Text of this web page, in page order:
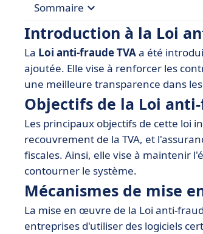
Sommaire
• Introduction à la Loi anti-fraude
• Objectifs de la Loi anti-fraude TVA
• Mécanismes de mise en œuvre
• Conséquences pour les
• Logiciels recommandés pour
• Sanctions et contrôles associés
• Conclusion
Introduction à la Loi
La Loi anti-fraude TVAa été
ajoutée. Elle vise à renforcer les
une meilleure transparence dans
Objectifs de la Loi
Les principaux objectifs de cette loi
recouvrement de la TVA, et
fiscales. Ainsi, elle vise à maintenir
contourner le système.
Mécanismes de mise
La mise en œuvre de la Loi anti-
entreprises d'utiliser des logiciels